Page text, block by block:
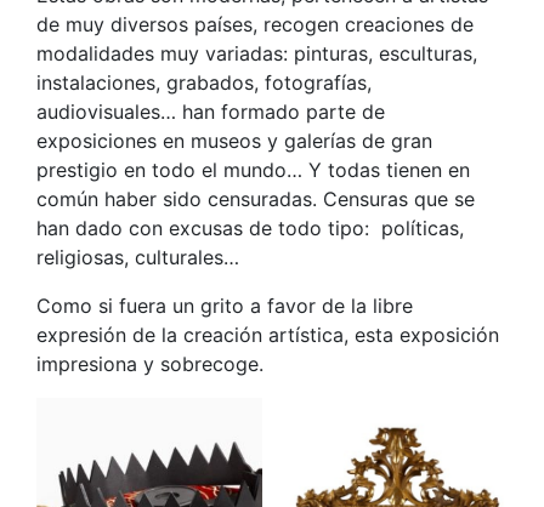
de muy diversos países, recogen creaciones de
modalidades muy variadas: pinturas, esculturas,
instalaciones, grabados, fotografías,
audiovisuales… han formado parte de
exposiciones en museos y galerías de gran
prestigio en todo el mundo… Y todas tienen en
común haber sido censuradas. Censuras que se
han dado con excusas de todo tipo: políticas,
religiosas, culturales…
Como si fuera un grito a favor de la libre
expresión de la creación artística, esta exposición
impresiona y sobrecoge.